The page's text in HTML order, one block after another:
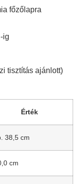
főzőlapra
ig
tisztítás ajánlott)
Érték
38,5 cm
cm